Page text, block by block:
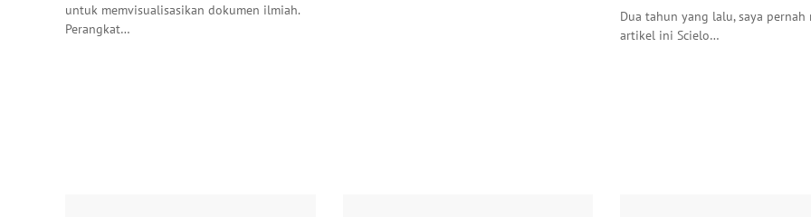
untuk memvisualisasikan dokumen ilmiah.
Perangkat…
Dua tahun yang lalu, saya pernah
artikel ini Scielo…